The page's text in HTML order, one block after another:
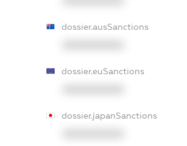
dossier.ausSanctions
dossier.euSanctions
dossier.japanSanctions